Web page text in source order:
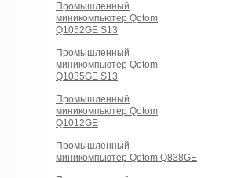
Промышленный
миникомпьютер Qotom
Q1052GE S13
Промышленный
миникомпьютер Qotom
Q1035GE S13
Промышленный
миникомпьютер Qotom
Q1012GE
Промышленный
миникомпьютер Qotom Q838GE